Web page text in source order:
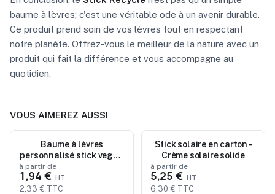
baume à lèvres; c'est une véritable ode à un avenir durable.
Ce produit prend soin de vos lèvres tout en respectant
notre planète. Offrez-vous le meilleur de la nature avec un
produit qui fait la différence et vous accompagne au
quotidien.
VOUS AIMEREZ AUSSI
NouveauBaume à lèvres
personnalisé stick vegan
naturel
à partir de
1,94 €
2,33 € TTC
Nouveau
Stick solaire en carton -
Crème solaire solide
à partir de
5,25 €
6,30 € TTC